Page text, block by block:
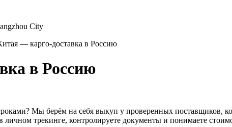
City
— карго-доставка в Россию
в Россию
Мы берём на себя выкуп у проверенных поставщиков,
трекинге, контролируете документы и понимаете